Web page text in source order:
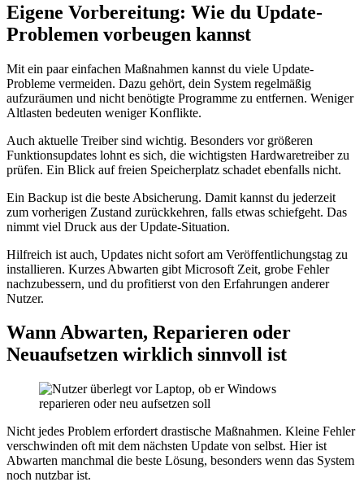
Eigene Vorbereitung: Wie du Update-
Problemen vorbeugen kannst
Mit ein paar einfachen Maßnahmen kannst du viele Update-
Probleme vermeiden. Dazu gehört, dein System regelmäßig
aufzuräumen und nicht benötigte Programme zu entfernen. Weniger
Altlasten bedeuten weniger Konflikte.
Auch aktuelle Treiber sind wichtig. Besonders vor größeren
Funktionsupdates lohnt es sich, die wichtigsten Hardwaretreiber zu
prüfen. Ein Blick auf freien Speicherplatz schadet ebenfalls nicht.
Ein Backup ist die beste Absicherung. Damit kannst du jederzeit
zum vorherigen Zustand zurückkehren, falls etwas schiefgeht. Das
nimmt viel Druck aus der Update-Situation.
Hilfreich ist auch, Updates nicht sofort am Veröffentlichungstag zu
installieren. Kurzes Abwarten gibt Microsoft Zeit, grobe Fehler
nachzubessern, und du profitierst von den Erfahrungen anderer
Nutzer.
Wann Abwarten, Reparieren oder
Neuaufsetzen wirklich sinnvoll ist
Nicht jedes Problem erfordert drastische Maßnahmen. Kleine Fehler
verschwinden oft mit dem nächsten Update von selbst. Hier ist
Abwarten manchmal die beste Lösung, besonders wenn das System
noch nutzbar ist.